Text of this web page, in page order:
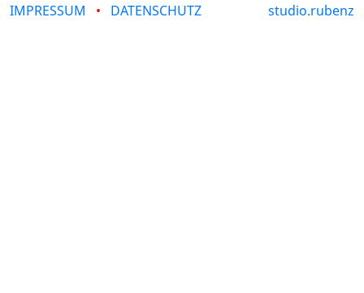
IMPRESSUM DATENSCHUTZ studio.rubenz